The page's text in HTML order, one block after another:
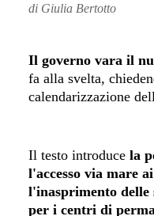
di Giulia Bertotto
Il governo vara il
fa alla svelta,
calendarizzazione
Il testo introduce la
l'accesso via mare
l'inasprimento delle
per i centri di